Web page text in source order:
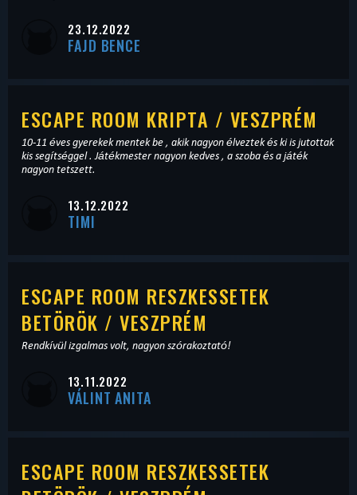
23.12.2022
FAJD BENCE
ESCAPE ROOM KRIPTA / VESZPRÉM
10-11 éves gyerekek mentek be , akik nagyon élveztek és ki is jutottak
kis segítséggel . Játékmester nagyon kedves , a szoba és a játék
nagyon tetszett.
13.12.2022
TIMI
ESCAPE ROOM RESZKESSETEK
BETÖRÖK / VESZPRÉM
Rendkívül izgalmas volt, nagyon szórakoztató!
13.11.2022
VÁLINT ANITA
ESCAPE ROOM RESZKESSETEK